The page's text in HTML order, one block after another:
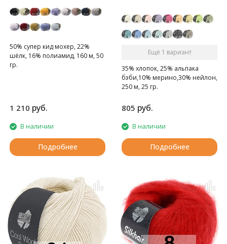
50% супер кид мохер, 22%
шёлк, 16% полиамид, 160 м, 50
гр.
1 210 руб.
В наличии
Подробнее
Ещё 1 вариант
35% хлопок, 25% альпака
бэби,10% мерино,30% нейлон,
250 м, 25 гр.
805 руб.
В наличии
Подробнее